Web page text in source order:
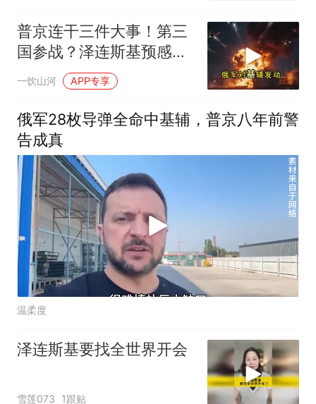
普京连干三件大事！第三
国参战？泽连斯基预感不
妙
一饮山河 APP专享
俄军28枚导弹全命中基辅，普京八年前警
告成真
温柔度
泽连斯基要找全世界开会
雪莲073 1跟贴